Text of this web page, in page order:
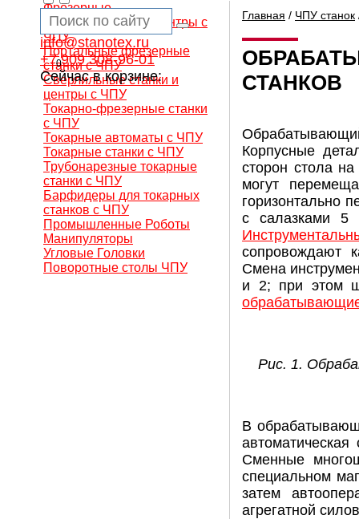
info@stanotex.ru
+7 909 308-96-01
Сейчас в корзине:
0
Фрезерные
обрабатывающие центры с
ЧПУ
Портальные фрезерные
станки с ЧПУ
Сверлильные станки и
центры с ЧПУ
Токарно-фрезерные станки
с ЧПУ
Токарные автоматы с ЧПУ
Токарные станки с ЧПУ
Трубонарезные токарные
станки с ЧПУ
Барфидеры для токарных
станков с ЧПУ
Промышленные Роботы
Манипуляторы
Угловые Головки
Поворотные столы ЧПУ
Главная / ЧПУ станок
СТАНКОВ
Корпусные
сторон стола
могут
горизонтально
с салазками 5
сопровождают
Смена
и 2; при этом
Рис. 1.
В
Сменные
специальном
затем
агрегатной